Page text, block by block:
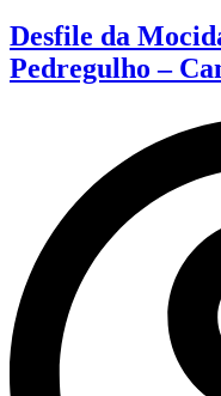
Desfile da
Pedregulho –